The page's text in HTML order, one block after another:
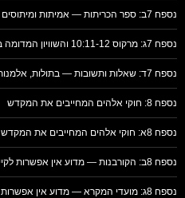
נספח 7ב: ספר הכריתות — אמיתות ומיתוסים
נספח 7ג: מרקוס 10:11-12 והשוויון המדומה בניאוף
נספח 7ד: שאלות ותשובות — בתולות, אלמנות וגרושות
נספח 8: חוקי אלהים המחייבים את המקדש
נספח 8א: חוקי אלהים המחייבים את המקדש
נספח 8ב: הקורבנות — מדוע אין אפשרות לקיימם כיום
נספח 8ג: מועדי המקרא — מדוע אין אפשרות לקיים אף אחד מהם כיום